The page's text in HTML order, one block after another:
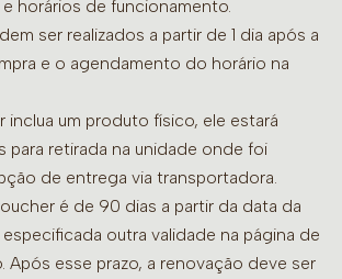
horários de funcionamento.
ser realizados a partir de 1 dia após a
e o agendamento do horário na
inclua um produto físico, ele estará
para retirada na unidade onde foi
de entrega via transportadora.
é de 90 dias a partir da data da
outra validade na página de
Após esse prazo, a renovação deve ser